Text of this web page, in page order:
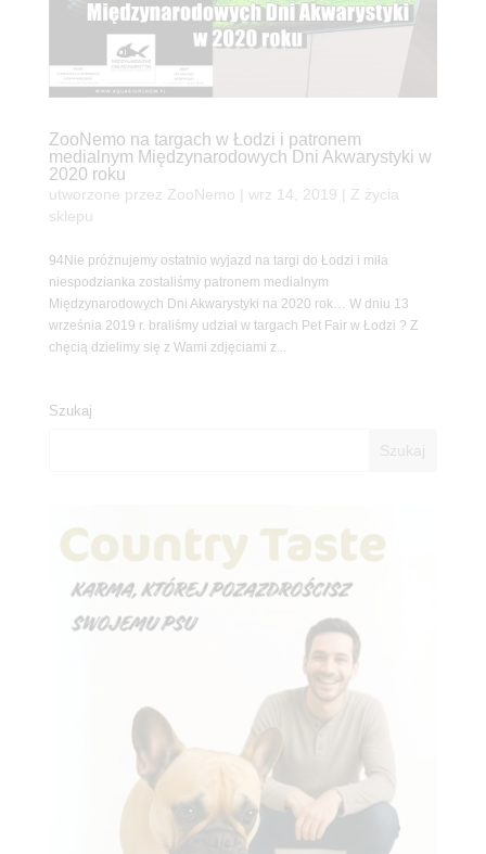
ZooNemo na targach w Łodzi i patronem
medialnym Międzynarodowych Dni Akwarystyki w
2020 roku
utworzone przez ZooNemo wrz 14, 2019
Z życia
sklepu
94Nie próżnujemy ostatnio wyjazd na targi do Łodzi i miła
niespodzianka zostaliśmy patronem medialnym
Międzynarodowych Dni Akwarystyki na 2020 rok… W dniu 13
września 2019 r. braliśmy udział w targach Pet Fair w Łodzi ? Z
chęcią dzielimy się z Wami zdjęciami z...
Szukaj